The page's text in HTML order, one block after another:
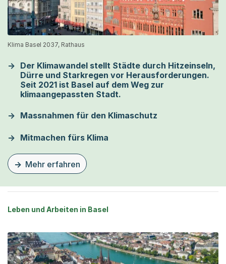
Klima Basel 2037, Rathaus
Der Klimawandel stellt Städte durch Hitzeinseln,
Dürre und Starkregen vor Herausforderungen.
Seit 2021 ist Basel auf dem Weg zur
klimaangepassten Stadt.
Massnahmen für den Klimaschutz
Mitmachen fürs Klima
Mehr erfahren
zu dieser Seite Klimaerhitzung
Leben und Arbeiten in Basel